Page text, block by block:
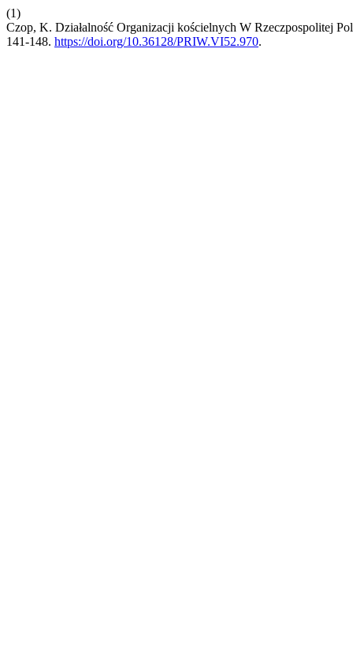
(1)
Czop, K. Działalność Organizacji kościelnych W Rzeczpospolitej
141-148. https://doi.org/10.36128/PRIW.VI52.970.